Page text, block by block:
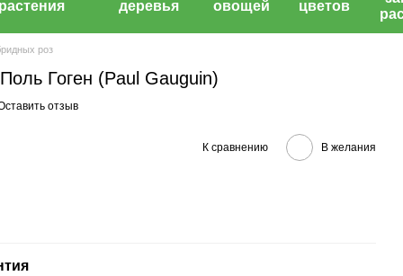
растения
деревья
овощей
цветов
роз
Гоген (Paul Gauguin)
отзыв
К сравнению В желания